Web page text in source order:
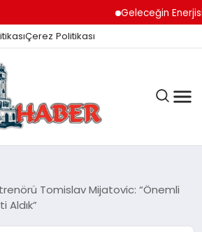
Geleceğin Enerjisi
Çerez Politikası
Tomislav Mijatovic: “Önemli